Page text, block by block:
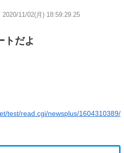
2020/11/02(月) 18:59:29.25
トだよ
test/read.cgi/newsplus/1604310389/